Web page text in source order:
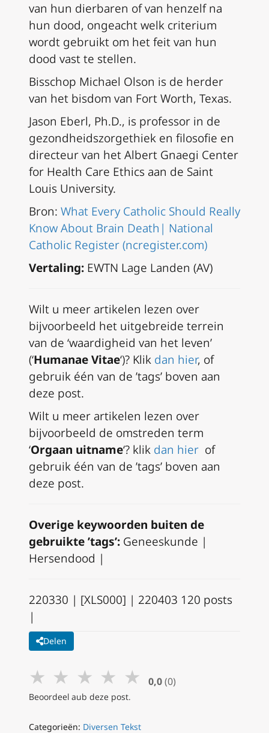
van hun dierbaren of van henzelf na
hun dood, ongeacht welk criterium
wordt gebruikt om het feit van hun
dood vast te stellen.
Bisschop Michael Olson is de herder
van het bisdom van Fort Worth, Texas.
Jason Eberl, Ph.D., is professor in de
gezondheidszorgethiek en filosofie en
directeur van het Albert Gnaegi Center
for Health Care Ethics aan de Saint
Louis University.
Bron: What Every Catholic Should Really
Know About Brain Death| National
Catholic Register (ncregister.com)
Vertaling: EWTN Lage Landen (AV)
Wilt u meer artikelen lezen over
bijvoorbeeld het uitgebreide terrein
van de ‘waardigheid van het leven’
(‘Humanae Vitae‘)? Klik dan hier, of
gebruik één van de ’tags’ boven aan
deze post.
Wilt u meer artikelen lezen over
bijvoorbeeld de omstreden term
‘Orgaan uitname‘? klik dan hier of
gebruik één van de ’tags’ boven aan
deze post.
Overige keywoorden buiten de
gebruikte ’tags’: Geneeskunde |
Hersendood |
220330 | [XLS000] | 220403 120 posts
|
Delen
★ ★ ★ ★ ★ 0,0 (0)
Beoordeel aub deze post.
Categorieën: Diversen Tekst